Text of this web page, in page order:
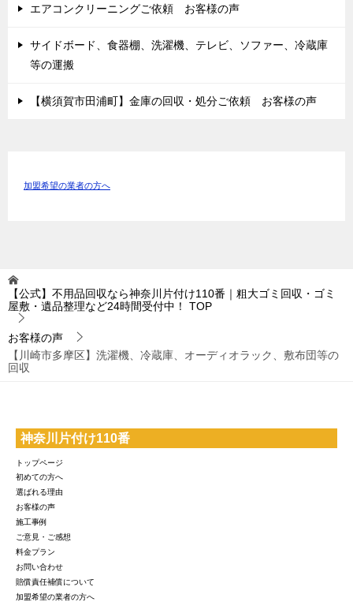
エアコンクリーニングご依頼 お客様の声
サイドボード、食器棚、洗濯機、テレビ、ソファー、冷蔵庫
等の運搬
【横須賀市田浦町】金庫の回収・処分ご依頼 お客様の声
加盟希望の業者の方へ
【公式】不用品回収なら神奈川片付け110番｜粗大ゴミ回収・ゴミ
屋敷・遺品整理など24時間受付中！
TOP
お客様の声
【川崎市多摩区】洗濯機、冷蔵庫、オーディオラック、敷布団等の
回収
神奈川片付け110番
トップページ
初めての方へ
選ばれる理由
お客様の声
施工事例
ご意見・ご感想
料金プラン
お問い合わせ
賠償責任補償について
加盟希望の業者の方へ